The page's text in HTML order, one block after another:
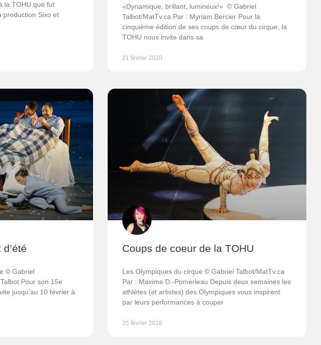
la TOHU que fut
production Sixo et
«Dynamique, brillant, lumineux!» © Gabriel
Talbot/MatTv.ca Par : Myriam Bercier Pour la
cinquième édition de ses coups de cœur du cirque, la
TOHU nous invite dans sa
21 février 2020
© Gabriel
Pour son 15e
jusqu’au 10 février à
Coups de coeur de la TOHU
Les Olympiques du cirque © Gabriel Talbot/MatTv.ca
Par : Maxime D.-Pomerleau Depuis deux semaines les
athlètes (et artistes) des Olympiques vous inspirent
par leurs performances à couper
25 février 2018